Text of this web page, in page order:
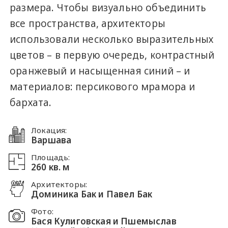
размера. Чтобы визуально объединить
все пространства, архитекторы
использовали несколько выразительных
цветов – в первую очередь, контрастный
оранжевый и насыщенная синий – и
материалов: персикового мрамора и
бархата.
Локация:
Варшава
Площадь:
260 кв. м
Архитекторы:
Доминика Бак и Павел Бак
Фото:
Бася Кулиговская и Пшемыслав